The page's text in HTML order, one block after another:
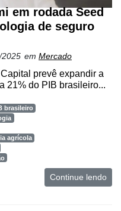
em rodada Seed
de seguro
2025 em Mercado
prevê expandir a
21% do PIB brasileiro...
brasileiro
agrícola
Continue lendo